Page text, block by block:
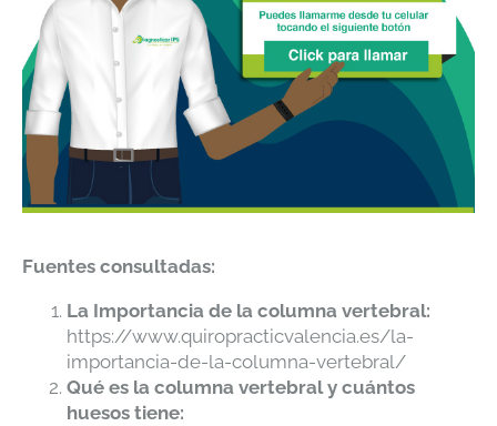
Fuentes consultadas:
La Importancia de la columna vertebral:
https://www.quiropracticvalencia.es/la-
importancia-de-la-columna-vertebral/
Qué es la columna vertebral y cuántos
huesos tiene: